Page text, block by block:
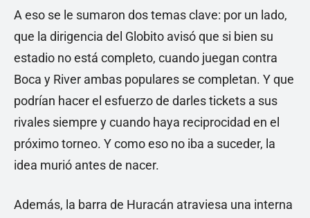
A eso se le sumaron dos temas clave: por un lado,
que la dirigencia del Globito avisó que si bien su
estadio no está completo, cuando juegan contra
Boca y River ambas populares se completan. Y que
podrían hacer el esfuerzo de darles tickets a sus
rivales siempre y cuando haya reciprocidad en el
próximo torneo. Y como eso no iba a suceder, la
idea murió antes de nacer.
Además, la barra de Huracán atraviesa una interna